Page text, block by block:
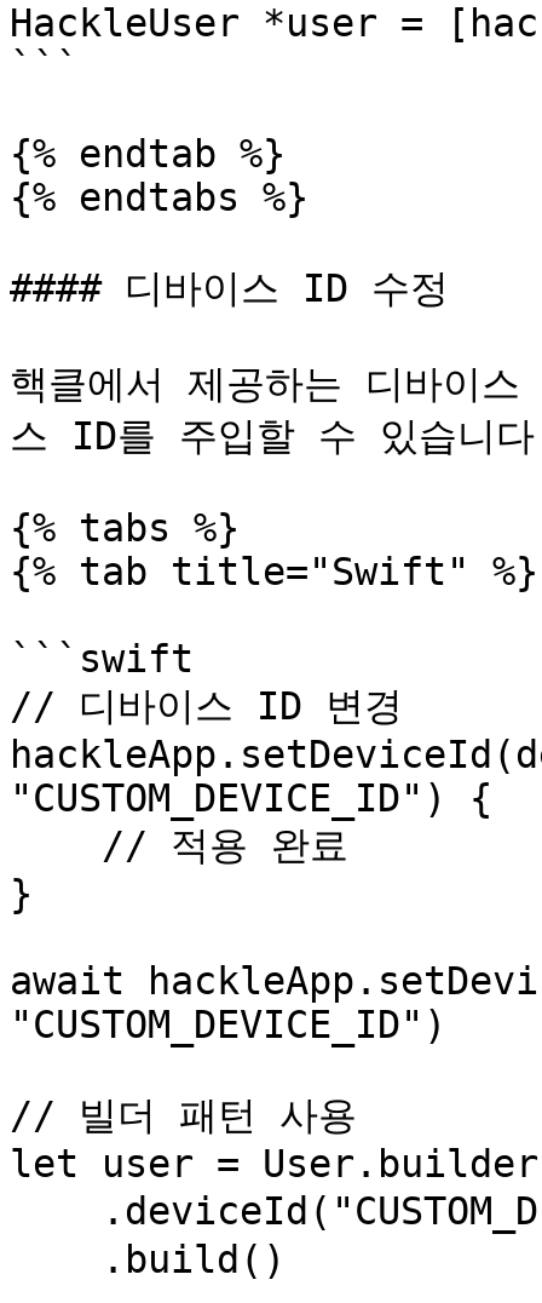
HackleUser *user =
```
{% endtab %}
{% endtabs %}
#### 디바이스 ID 수정
핵클에서 제공하는 디바이
스 ID를 주입할 수 있습니
{% tabs %}
{% tab title="Swift" %}
```swift
// 디바이스 ID 변경
"CUSTOM_DEVICE_ID") {
}
await
"CUSTOM_DEVICE_ID")
// 빌더 패턴 사용
let user =